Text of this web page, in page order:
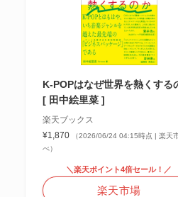
K-POPはなぜ世界を熱くする
[ 田中絵里菜 ]
楽天ブックス
¥1,870
（2026/06/24 04:15時点 | 楽天
べ）
＼楽天ポイント4倍セール！／
楽天市場